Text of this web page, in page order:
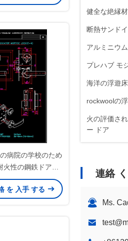
健全な絶縁
断熱サンド
アルミニウ
プレハブ モ
海洋の浮遊床
rockwoolの
火の評価さ
ー ドア
隔熱壁パネル
連絡
Ms.
病院の学校のため
火性の鋼鉄ドア
を 入手 する